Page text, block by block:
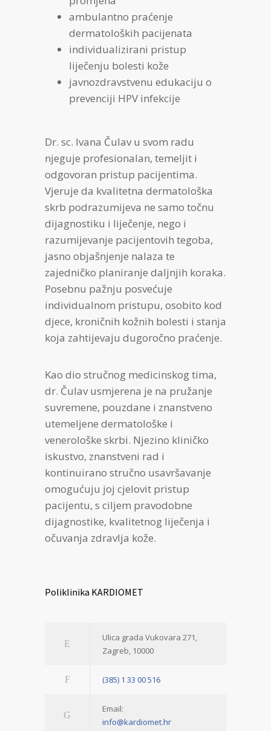
ambulantno praćenje
dermatoloških pacijenata
individualizirani pristup
liječenju bolesti kože
javnozdravstvenu edukaciju o
prevenciji HPV infekcije
Dr. sc. Ivana Čulav u svom radu
njeguje profesionalan, temeljit i
odgovoran pristup pacijentima.
Vjeruje da kvalitetna dermatološka
skrb podrazumijeva ne samo točnu
dijagnostiku i liječenje, nego i
razumijevanje pacijentovih tegoba,
jasno objašnjenje nalaza te
zajedničko planiranje daljnjih koraka.
Posebnu pažnju posvećuje
individualnom pristupu, osobito kod
djece, kroničnih kožnih bolesti i stanja
koja zahtijevaju dugoročno praćenje.
Kao dio stručnog medicinskog tima,
dr. Čulav usmjerena je na pružanje
suvremene, pouzdane i znanstveno
utemeljene dermatološke i
venerološke skrbi. Njezino kliničko
iskustvo, znanstveni rad i
kontinuirano stručno usavršavanje
omogućuju joj cjelovit pristup
pacijentu, s ciljem pravodobne
dijagnostike, kvalitetnog liječenja i
očuvanja zdravlja kože.
Poliklinika KARDIOMET
Ulica grada Vukovara 271,
Zagreb, 10000
(385) 1 33 00 516
Email:
info@kardiomet.hr